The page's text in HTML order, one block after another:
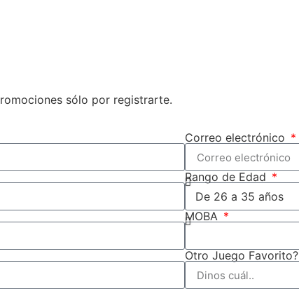
sólo por registrarte.
Correo electrónico
Rango de Edad
MOBA
Otro Juego Favorito?